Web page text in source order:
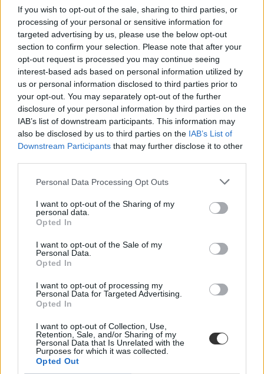
If you wish to opt-out of the sale, sharing to third parties, or
processing of your personal or sensitive information for
targeted advertising by us, please use the below opt-out
section to confirm your selection. Please note that after your
opt-out request is processed you may continue seeing
interest-based ads based on personal information utilized by
us or personal information disclosed to third parties prior to
your opt-out. You may separately opt-out of the further
disclosure of your personal information by third parties on the
IAB’s list of downstream participants. This information may
also be disclosed by us to third parties on the IAB’s List of
Downstream Participants that may further disclose it to other
Personal Data Processing Opt Outs
I want to opt-out of the Sharing of my
personal data.
Opted In
I want to opt-out of the Sale of my
Personal Data.
Opted In
I want to opt-out of processing my
Personal Data for Targeted Advertising.
Opted In
I want to opt-out of Collection, Use,
Retention, Sale, and/or Sharing of my
Personal Data that Is Unrelated with the
Purposes for which it was collected.
Opted Out
PDSZ
szakszervezet
PSZ
Maruzsa Zoltán